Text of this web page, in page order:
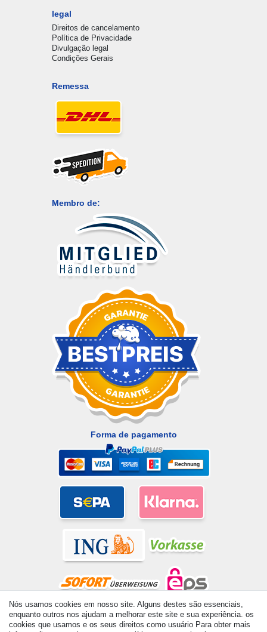
legal
Direitos de cancelamento
Política de Privacidade
Divulgação legal
Condições Gerais
Remessa
Membro de:
Forma de pagamento
© Copyright 2026 | Todos os direitos reservados. - All rights
reserved. Prices incl. VAT. 19% VAT Basic prices see article detail
Nós usamos cookies em nosso site. Alguns destes são essenciais,
enquanto outros nos ajudam a melhorar este site e sua experiência. os
cookies que usamos e os seus direitos como usuário Para obter mais